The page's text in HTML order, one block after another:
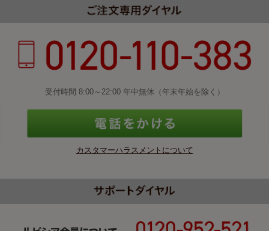
受付時間 8:00～22:00 年中無休（年末年始を除く）
カスタマーハラスメントについて